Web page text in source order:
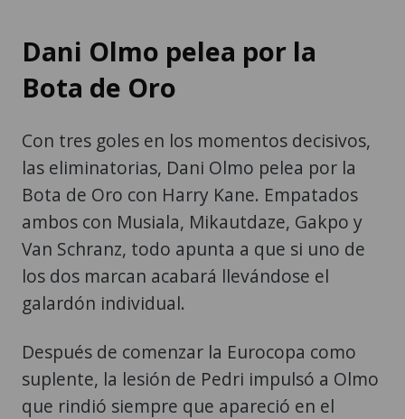
Dani Olmo pelea por la
Bota de Oro
Con tres goles en los momentos decisivos,
las eliminatorias, Dani Olmo pelea por la
Bota de Oro con Harry Kane. Empatados
ambos con Musiala, Mikautdaze, Gakpo y
Van Schranz, todo apunta a que si uno de
los dos marcan acabará llevándose el
galardón individual.
Después de comenzar la Eurocopa como
suplente, la lesión de Pedri impulsó a Olmo
que rindió siempre que apareció en el